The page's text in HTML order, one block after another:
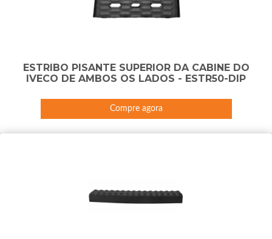
ESTRIBO PISANTE SUPERIOR DA CABINE DO
IVECO DE AMBOS OS LADOS - ESTR50-DIP
Compre agora